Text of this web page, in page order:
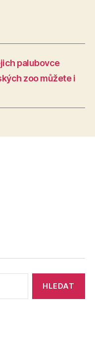
palubovce
zoo můžete i